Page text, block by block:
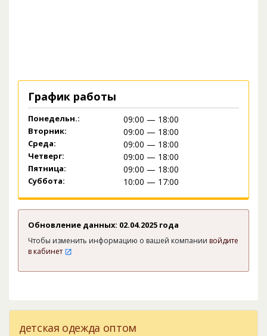
График работы
Понедельн.: 09:00 — 18:00
Вторник: 09:00 — 18:00
Среда: 09:00 — 18:00
Четверг: 09:00 — 18:00
Пятница: 09:00 — 18:00
Суббота: 10:00 — 17:00
Обновление данных: 02.04.2025 года
Чтобы изменить информацию о вашей компании войдите
в кабинет
детская одежда оптом